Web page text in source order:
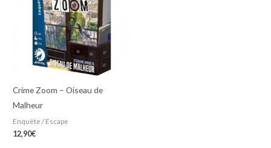
Crime Zoom – Oiseau de
Malheur
Enquête / Escape
12,90€